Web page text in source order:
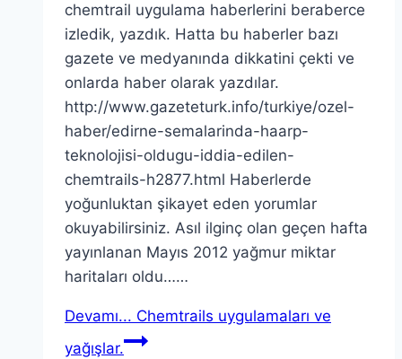
chemtrail uygulama haberlerini beraberce
izledik, yazdık. Hatta bu haberler bazı
gazete ve medyanında dikkatini çekti ve
onlarda haber olarak yazdılar.
http://www.gazeteturk.info/turkiye/ozel-
haber/edirne-semalarinda-haarp-
teknolojisi-oldugu-iddia-edilen-
chemtrails-h2877.html Haberlerde
yoğunluktan şikayet eden yorumlar
okuyabilirsiniz. Asıl ilginç olan geçen hafta
yayınlanan Mayıs 2012 yağmur miktar
haritaları oldu……
Devamı... Chemtrails uygulamaları ve
yağışlar.